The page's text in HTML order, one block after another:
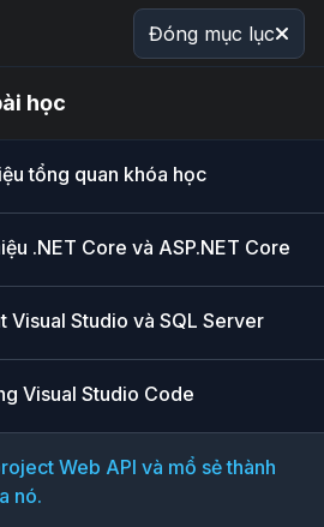
Đóng mục lục
học
tổng quan khóa học
.NET Core và ASP.NET Core
Visual Studio và SQL Server
Visual Studio Code
Web API và mổ sẻ thành
nó.